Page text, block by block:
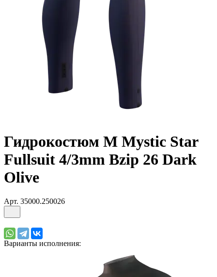
Гидрокостюм М Mystic Star
Fullsuit 4/3mm Bzip 26 Dark
Olive
Арт. 35000.250026
Варианты исполнения: